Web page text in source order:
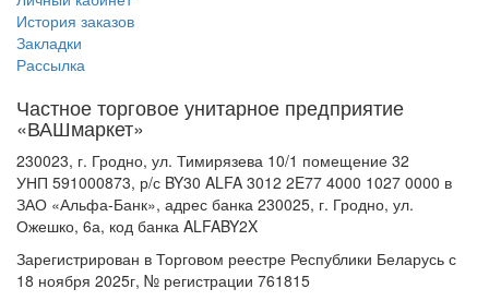
История заказов
Закладки
Рассылка
Частное торговое унитарное предприятие
«ВАШмаркет»
230023, г. Гродно, ул. Тимирязева 10/1 помещение 32
УНП 591000873, р/с BY30 ALFA 3012 2E77 4000 1027 0000 в
ЗАО «Альфа-Банк», адрес банка 230025, г. Гродно, ул.
Ожешко, 6а, код банка ALFABY2X
Зарегистрирован в Торговом реестре Республики Беларусь с
18 ноября 2025г, № регистрации 761815